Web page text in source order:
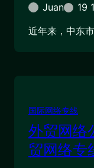
Juan
19
近年来，中东
国际网络专线
外贸网络
贸网络专